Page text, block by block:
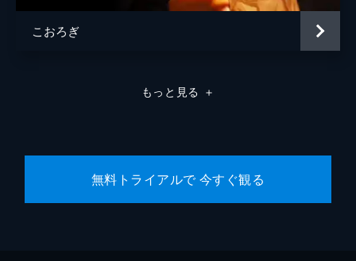
こおろぎ
もっと見る ＋
無料トライアルで 今すぐ観る